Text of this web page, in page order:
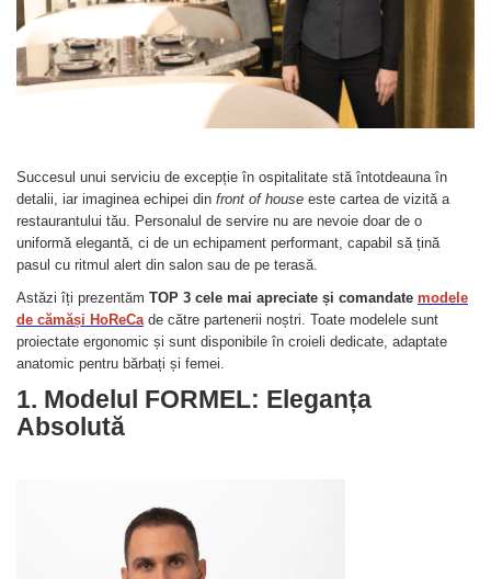
Succesul unui serviciu de excepție în ospitalitate stă întotdeauna în
detalii, iar imaginea echipei din front of house este cartea de vizită a
restaurantului tău. Personalul de servire nu are nevoie doar de o
uniformă elegantă, ci de un echipament performant, capabil să țină
pasul cu ritmul alert din salon sau de pe terasă.
Astăzi îți prezentăm TOP 3 cele mai apreciate și comandate modele
de cămăși HoReCa de către partenerii noștri. Toate modelele sunt
proiectate ergonomic și sunt disponibile în croieli dedicate, adaptate
anatomic pentru bărbați și femei.
1. Modelul FORMEL: Eleganța
Absolută